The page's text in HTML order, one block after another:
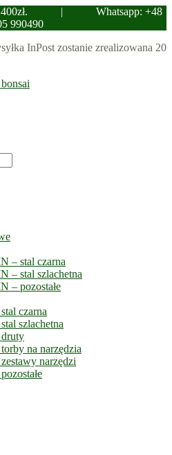
|
Whatsapp: +48
990490
InPost zostanie zrealizowana 20
– stal czarna
– stal szlachetna
– pozostałe
czarna
szlachetna
na narzędzia
narzędzi